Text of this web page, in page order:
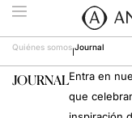
Quiénes somos|Journal
JOURNALEntra en
que